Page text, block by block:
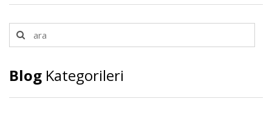
Blog Kategorileri